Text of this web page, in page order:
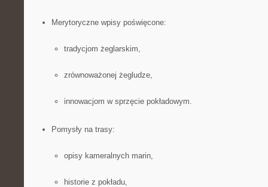
Merytoryczne wpisy poświęcone:
tradycjom żeglarskim,
zrównoważonej żegludze,
innowacjom w sprzęcie pokładowym.
Pomysły na trasy:
opisy kameralnych marin,
historie z pokładu,